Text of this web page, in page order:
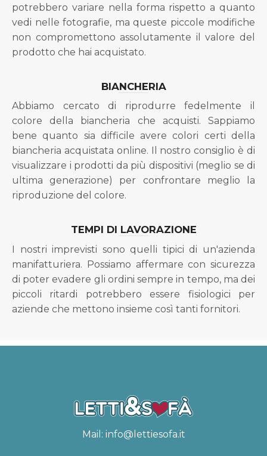
potrebbero variare nella forma rispetto a quanto
vedi nelle fotografie, ma queste piccole modifiche
non compromettono assolutamente il valore del
prodotto che hai acquistato.
BIANCHERIA
Abbiamo cercato di riprodurre fedelmente il
colore della biancheria che acquisti. Sappiamo
bene quanto sia difficile avere colori certi della
biancheria acquistata online. Il nostro consiglio è di
visualizzare i prodotti da più dispositivi (meglio se di
ultima generazione) per confrontare meglio la
riproduzione del colore.
TEMPI DI LAVORAZIONE
I nostri imprevisti sono quelli tipici di un'azienda
manifatturiera. Possiamo affermare con sicurezza
di poter evadere gli ordini sempre in tempo, ma dei
piccoli ritardi potrebbero essere fisiologici per
aziende che mettono insieme così tanti fornitori.
Mail: info@lettiesofa.it